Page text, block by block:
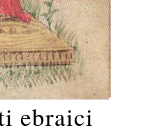
ebraici